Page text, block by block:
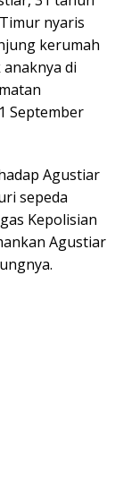
nyaris
kerumah
di
September
Agustiar
sepeda
Kepolisian
Agustiar